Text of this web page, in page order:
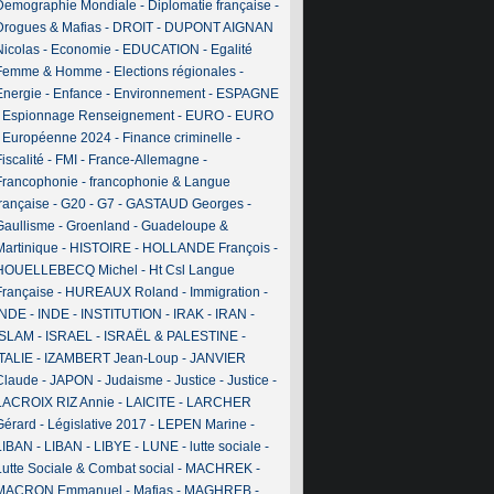
Mondiale - Diplomatie française -
& Mafias- DROIT- DUPONT AIGNAN
- Economie - EDUCATION - Egalité
& Homme - Elections régionales-
- Enfance - Environnement- ESPAGNE
Espionnage Renseignement- EURO- EURO
Européenne 2024- Finance criminelle -
- FMI - France-Allemagne -
- francophonie & Langue
- G20- G7 - GASTAUD Georges-
- Groenland - Guadeloupe &
- HISTOIRE- HOLLANDE François-
Michel - Ht Csl Langue
- HUREAUX Roland - Immigration -
- INDE- INSTITUTION - IRAK- IRAN -
- ISRAEL- ISRAËL & PALESTINE-
- IZAMBERT Jean-Loup- JANVIER
- JAPON - Judaisme - Justice - Justice -
RIZ Annie - LAICITE- LARCHER
- Législative 2017 - LEPEN Marine -
- LIBAN - LIBYE- LUNE- lutte sociale -
Sociale & Combat social - MACHREK-
Emmanuel - Mafias- MAGHREB-